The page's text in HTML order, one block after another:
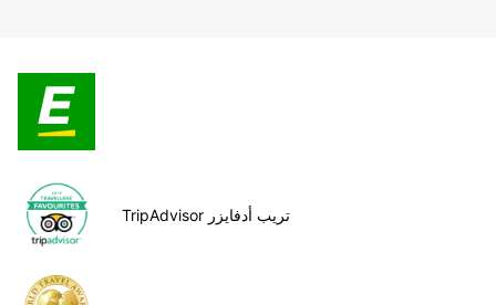
TripAdvisor تريب أدفايزر